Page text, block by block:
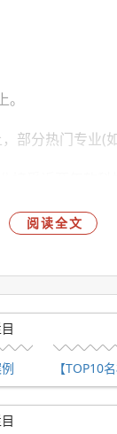
部分热门专业(
体要求;商科等
大学硕士offer！
阅读全文
【TOP10